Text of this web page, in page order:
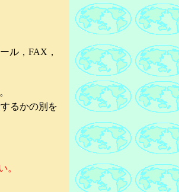
ル，FAX，
るかの別を
。